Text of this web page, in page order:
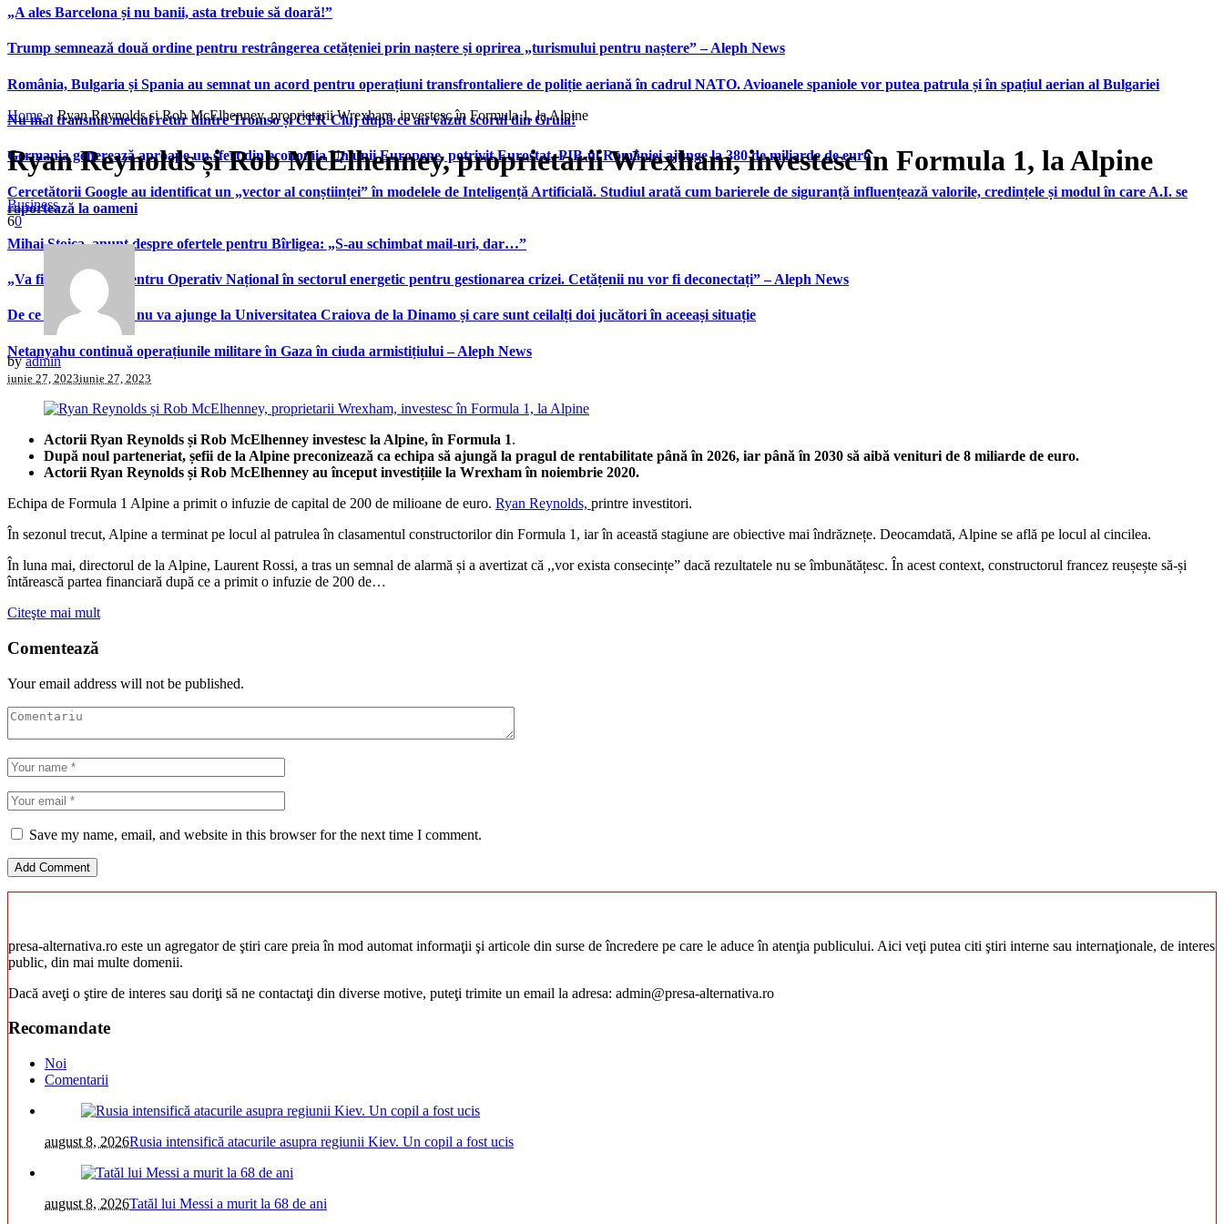
„A ales Barcelona și nu banii, asta trebuie să doară!”
Trump semnează două ordine pentru restrângerea cetățeniei prin naștere și oprirea „turismului pentru naștere” – Aleph News
România, Bulgaria și Spania au semnat un acord pentru operațiuni transfrontaliere de poliție aeriană în cadrul NATO. Avioanele spaniole vor putea patrula și în spațiul aerian al Bulgariei
Nu mai transmit meciul retur dintre Tromso și CFR Cluj după ce au văzut scorul din Gruia!
Germania generează aproape un sfert din economia Uniunii Europene, potrivit Eurostat. PIB-ul României ajunge la 380 de miliarde de euro
Cercetătorii Google au identificat un „vector al conștiinței” în modelele de Inteligență Artificială. Studiul arată cum barierele de siguranță influențează valorile, credințele și modul în care A.I. se
raportează la oameni
Mihai Stoica, anunț despre ofertele pentru Bîrligea: „S-au schimbat mail-uri, dar…”
„Va fi înființat un Centru Operativ Național în sectorul energetic pentru gestionarea crizei. Cetățenii nu vor fi deconectați” – Aleph News
De ce Nikita Stoinov nu va ajunge la Universitatea Craiova de la Dinamo și care sunt ceilalți doi jucători în aceeași situație
Netanyahu continuă operațiunile militare în Gaza în ciuda armistițiului – Aleph News
Home»Ryan Reynolds și Rob McElhenney, proprietarii Wrexham, investesc în Formula 1, la Alpine
Ryan Reynolds și Rob McElhenney, proprietarii Wrexham, investesc în Formula 1, la Alpine
Business
60
byadmin
iunie 27, 2023iunie 27, 2023
Actorii Ryan Reynolds și Rob McElhenney investesc la Alpine, în Formula 1.
După noul parteneriat, șefii de la Alpine preconizează ca echipa să ajungă la pragul de rentabilitate până în 2026, iar până în 2030 să aibă venituri de 8 miliarde de euro.
Actorii Ryan Reynolds și Rob McElhenney au început investițiile la Wrexham în noiembrie 2020.
Echipa de Formula 1 Alpine a primit o infuzie de capital de 200 de milioane de euro. Ryan Reynolds, printre investitori.
În sezonul trecut, Alpine a terminat pe locul al patrulea în clasamentul constructorilor din Formula 1, iar în această stagiune are obiective mai îndrăznețe. Deocamdată, Alpine se află pe locul al cincilea.
În luna mai, directorul de la Alpine, Laurent Rossi, a tras un semnal de alarmă și a avertizat că ,,vor exista consecințe” dacă rezultatele nu se îmbunătățesc. În acest context, constructorul francez reușește să-și
întărească partea financiară după ce a primit o infuzie de 200 de…
Citeşte mai mult
Comentează
Your email address will not be published.
Save my name, email, and website in this browser for the next time I comment.
presa-alternativa.ro este un agregator de ştiri care preia în mod automat informaţii şi articole din surse de încredere pe care le aduce în atenţia publicului. Aici veţi putea citi ştiri interne sau internaţionale, de interes
public, din mai multe domenii.
Dacă aveţi o ştire de interes sau doriţi să ne contactaţi din diverse motive, puteţi trimite un email la adresa: admin@presa-alternativa.ro
Recomandate
Noi
Comentarii
august 8, 2026Rusia intensifică atacurile asupra regiunii Kiev. Un copil a fost ucis
august 8, 2026Tatăl lui Messi a murit la 68 de ani